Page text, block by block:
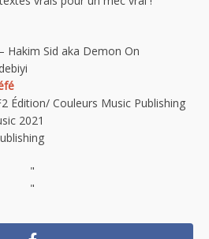
Hakim Sid aka Demon On
Édition/ Couleurs Music Publishing
2021
"
"